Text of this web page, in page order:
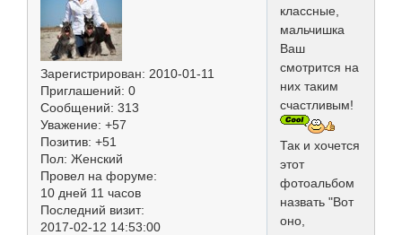
Зарегистрирован: 2010-01-11
Приглашений: 0
Сообщений: 313
Уважение: +57
Позитив: +51
Пол: Женский
Провел на форуме:
10 дней 11 часов
Последний визит:
2017-02-12 14:53:00
классные,
мальчишка
Ваш
смотрится на
них таким
счастливым!
Так и хочется
этот
фотоальбом
назвать "Вот
оно,